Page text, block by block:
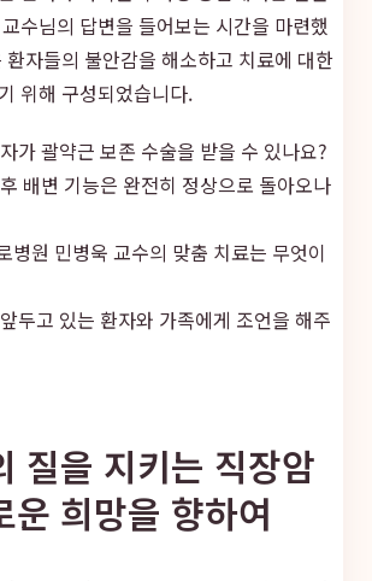
교수님의 답변을 들어보는 시간을 마련했
환자들의 불안감을 해소하고 치료에 대한
위해 구성되었습니다.
가 괄약근 보존 수술을 받을 수 있나요?
배변 기능은 완전히 정상으로 돌아오나
병원 민병욱 교수의 맞춤 치료는 무엇이
두고 있는 환자와 가족에게 조언을 해주
질을 지키는 직장암
운 희망을 향하여